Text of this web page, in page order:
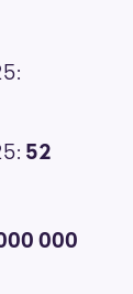
52
000